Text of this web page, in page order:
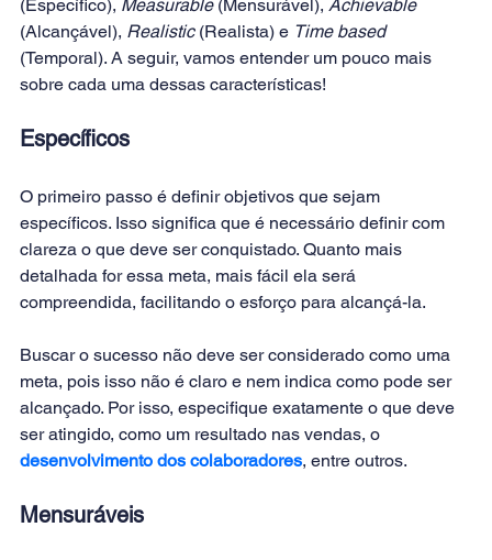
(Específico), Measurable (Mensurável), Achievable
(Alcançável), Realistic (Realista) e Time based
(Temporal). A seguir, vamos entender um pouco mais
sobre cada uma dessas características!
Específicos
O primeiro passo é definir objetivos que sejam
específicos. Isso significa que é necessário definir com
clareza o que deve ser conquistado. Quanto mais
detalhada for essa meta, mais fácil ela será
compreendida, facilitando o esforço para alcançá-la.
Buscar o sucesso não deve ser considerado como uma
meta, pois isso não é claro e nem indica como pode ser
alcançado. Por isso, especifique exatamente o que deve
ser atingido, como um resultado nas vendas, o
desenvolvimento dos colaboradores, entre outros.
Mensuráveis